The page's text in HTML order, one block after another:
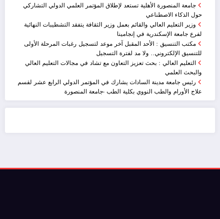
جامعة المنصورة الأهلية تستعد لإطلاق المؤتمر العلمي الدولي التشاركي
حول الذكاء الاصطناعي
وزير التعليم العالي والقائم بعمل وزير الثقافة يتفقد التشطيبات النهائية
لفرع جامعة الإسكندرية في إنجامينا
مكتب التنسيق : الأحد المقبل آخر موعد لتسجيل رغبات المرحلة الأولى
للتنسيق الإلكتروني.. ولا مد لفترة التسجيل
التعليم العالي : بحث تعزيز التعاون مع تشاد في مجالات التعليم العالي
والبحث العلمي
رئيس جامعة مدينة السادات يشارك في المؤتمر الدولي الرابع عشر لقسم
علاج الأورام والطب النووي بكلية الطب -جامعة المنصورة